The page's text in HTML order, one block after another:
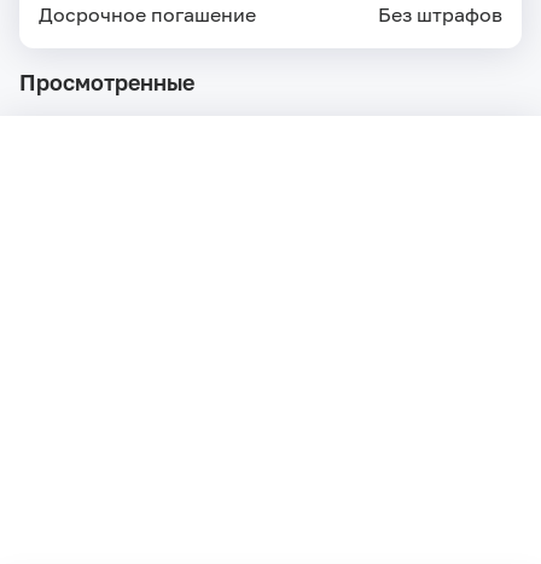
Досрочное погашение Без штрафов
Просмотренные